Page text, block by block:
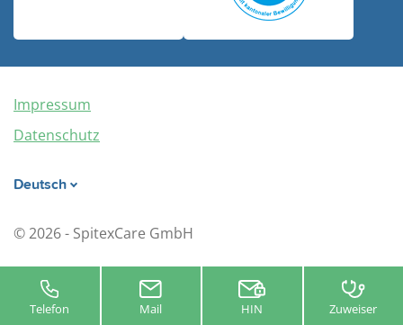
Telefon Mail HIN Zuweiser
Impressum
Datenschutz
Deutsch
© 2026 - SpitexCare GmbH